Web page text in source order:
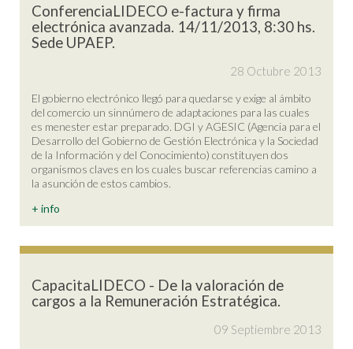
ConferenciaLIDECO e-factura y firma
electrónica avanzada. 14/11/2013, 8:30 hs.
Sede UPAEP.
28 Octubre 2013
El gobierno electrónico llegó para quedarse y exige al ámbito
del comercio un sinnúmero de adaptaciones para las cuales
es menester estar preparado. DGI y AGESIC (Agencia para el
Desarrollo del Gobierno de Gestión Electrónica y la Sociedad
de la Información y del Conocimiento) constituyen dos
organismos claves en los cuales buscar referencias camino a
la asunción de estos cambios.
+ info
CapacitaLIDECO - De la valoración de
cargos a la Remuneración Estratégica.
09 Septiembre 2013